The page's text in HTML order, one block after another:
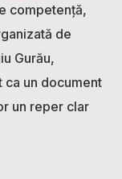
competență,
de
Gurău,
un document
un reper clar